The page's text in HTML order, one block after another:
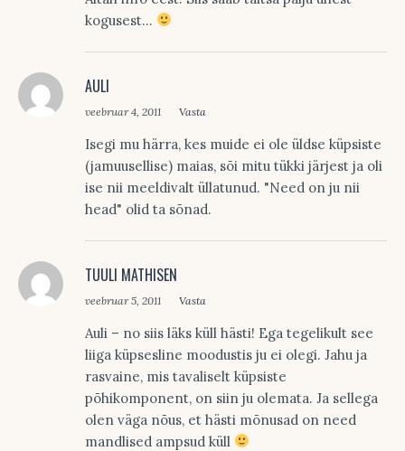
kogusest…
AULI
veebruar 4, 2011 Vasta
Isegi mu härra, kes muide ei ole üldse küpsiste
(jamuusellise) maias, sõi mitu tükki järjest ja oli
ise nii meeldivalt üllatunud. "Need on ju nii
head" olid ta sõnad.
TUULI MATHISEN
veebruar 5, 2011 Vasta
Auli – no siis läks küll hästi! Ega tegelikult see
liiga küpsesline moodustis ju ei olegi. Jahu ja
rasvaine, mis tavaliselt küpsiste
põhikomponent, on siin ju olemata. Ja sellega
olen väga nõus, et hästi mõnusad on need
mandlised ampsud küll